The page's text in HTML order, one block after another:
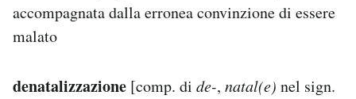
accompagnata dalla erronea convinzione di essere
malato
denatalizzazione [comp. di de-, natal(e) nel sign.